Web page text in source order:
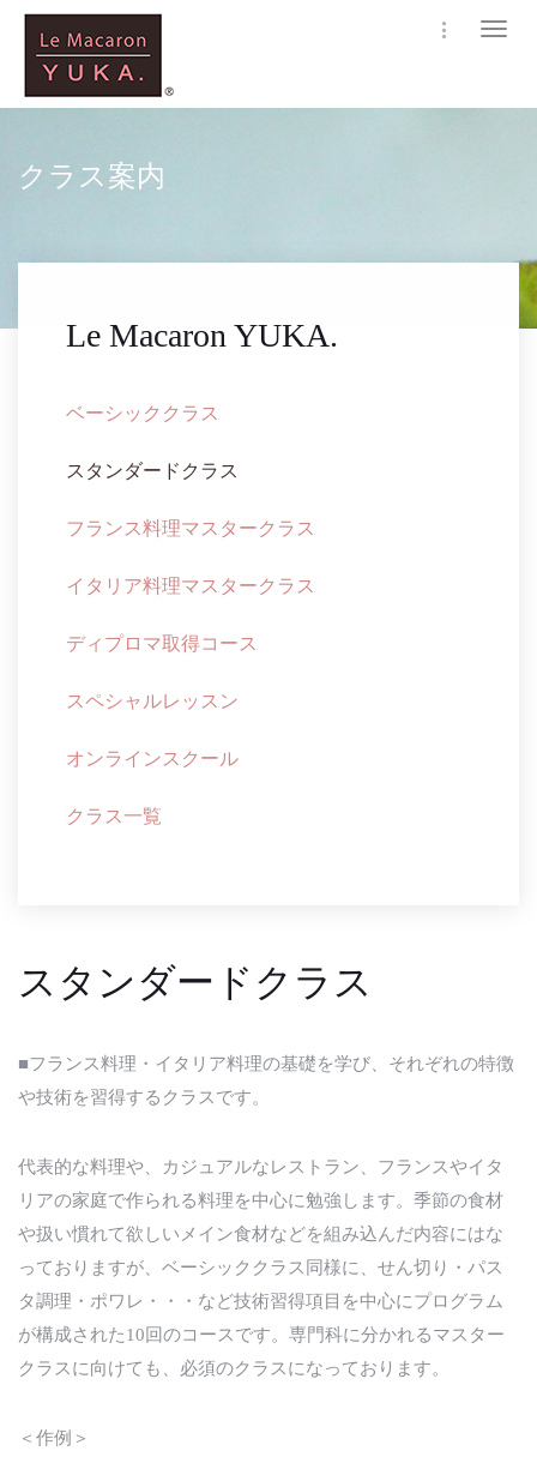
クラス案内
Le Macaron YUKA.
ベーシッククラス
スタンダードクラス
フランス料理マスタークラス
イタリア料理マスタークラス
ディプロマ取得コース
スペシャルレッスン
オンラインスクール
クラス一覧
スタンダードクラス
■フランス料理・イタリア料理の基礎を学び、それぞれの特徴
や技術を習得するクラスです。
代表的な料理や、カジュアルなレストラン、フランスやイタ
リアの家庭で作られる料理を中心に勉強します。季節の食材
や扱い慣れて欲しいメイン食材などを組み込んだ内容にはな
っておりますが、ベーシッククラス同様に、せん切り・パス
タ調理・ポワレ・・・など技術習得項目を中心にプログラム
が構成された10回のコースです。専門科に分かれるマスター
クラスに向けても、必須のクラスになっております。
＜作例＞